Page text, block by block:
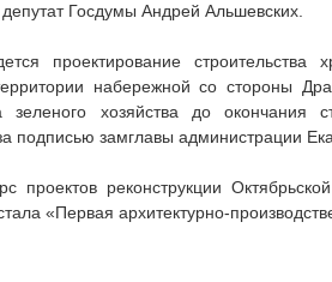
Госдумы Андрей Альшевских.
проектирование строительства
набережной со стороны
хозяйства до окончания
замглавы администрации
проектов реконструкции
«Первая архитектурно-